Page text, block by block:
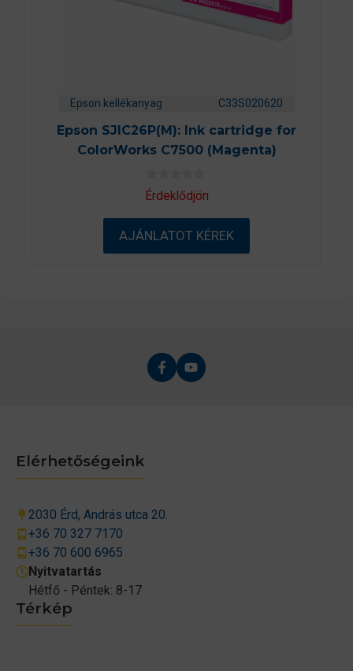
Epson kellékanyag C33S020620
Epson SJIC26P(M): Ink cartridge for
ColorWorks C7500 (Magenta)
0
a
-
ő
Érdeklődjön
AJÁNLATOT KÉREK
Térkép
Elérhetőségeink
2030 Érd, András utca 20.
+36 70 327 7170
+36 70 600 6965
Nyitvatartás
Hétfő - Péntek: 8-17